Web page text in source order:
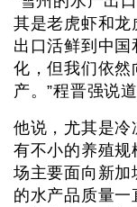
其是老虎虾和
出口活鲜到中
化，但我们依然
产。”程晋强说道
他说，尤其是
有不小的养殖
场主要面向新加
的水产品质量